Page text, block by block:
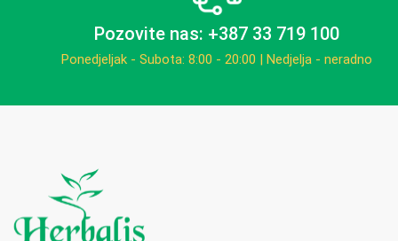
Pozovite nas: +387 33 719 100
Ponedjeljak - Subota: 8:00 - 20:00 | Nedjelja - neradno